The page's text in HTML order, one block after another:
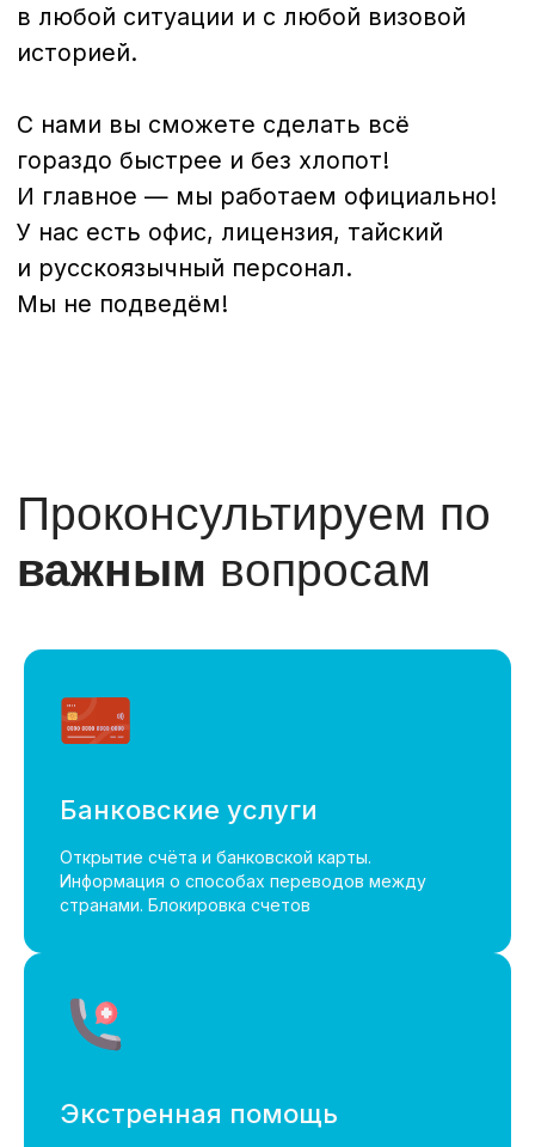
Банковские услуги
Открытие счёта и банковской карты.
Информация о способах переводов между
странами. Блокировка счетов
Экстренная помощь
Нашиофисы
русском языке:
+66-83-427-88-10
Служба поддержки клиентов на
+66-63-812-90-95